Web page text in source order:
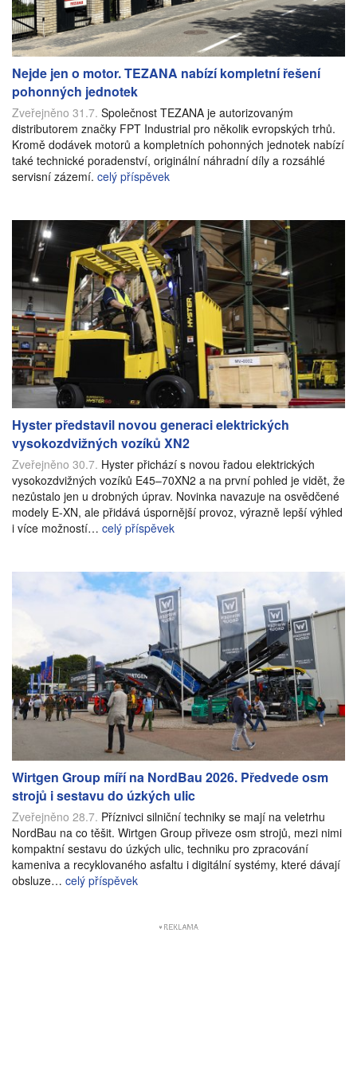
Nejde jen o motor. TEZANA nabízí kompletní řešení
pohonných jednotek
Zveřejněno 31.7. Společnost TEZANA je autorizovaným
distributorem značky FPT Industrial pro několik evropských trhů.
Kromě dodávek motorů a kompletních pohonných jednotek nabízí
také technické poradenství, originální náhradní díly a rozsáhlé
servisní zázemí. celý příspěvek
Hyster představil novou generaci elektrických
vysokozdvižných vozíků XN2
Zveřejněno 30.7. Hyster přichází s novou řadou elektrických
vysokozdvižných vozíků E45–70XN2 a na první pohled je vidět, že
nezůstalo jen u drobných úprav. Novinka navazuje na osvědčené
modely E-XN, ale přidává úspornější provoz, výrazně lepší výhled
i více možností… celý příspěvek
Wirtgen Group míří na NordBau 2026. Předvede osm
strojů i sestavu do úzkých ulic
Zveřejněno 28.7. Příznivci silniční techniky se mají na veletrhu
NordBau na co těšit. Wirtgen Group přiveze osm strojů, mezi nimi
kompaktní sestavu do úzkých ulic, techniku pro zpracování
kameniva a recyklovaného asfaltu i digitální systémy, které dávají
obsluze… celý příspěvek